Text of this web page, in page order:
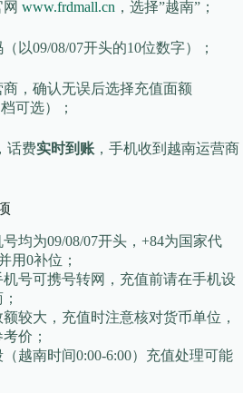
www.frdmall.cn ，选择”越南”；
以09/08/07开头的10位数字）；
，确认无误后选择充值面额
可选）；
话费实时到账 ，手机收到越南运营商
均为09/08/07开头，+84为国家代
用0补位；
机号可携号转网，充值前请在手机设
较大，充值时注意核对货币单位，
价；
越南时间0:00-6:00）充值处理可能